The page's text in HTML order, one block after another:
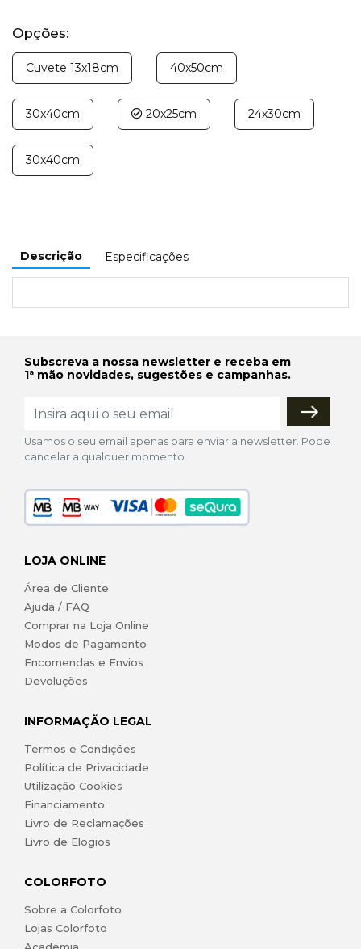
Opções:
Cuvete 13x18cm 40x50cm
30x40cm 20x25cm 24x30cm
30x40cm
Descrição Especificações
Subscreva a nossa newsletter e receba em
1ª mão novidades, sugestões e campanhas.
Usamos o seu email apenas para enviar a newsletter. Pode
cancelar a qualquer momento.
LOJA ONLINE
Área de Cliente
Ajuda / FAQ
Comprar na Loja Online
Modos de Pagamento
Encomendas e Envios
Devoluções
INFORMAÇÃO LEGAL
Termos e Condições
Política de Privacidade
Utilização Cookies
Financiamento
Livro de Reclamações
Livro de Elogios
COLORFOTO
Sobre a Colorfoto
Lojas Colorfoto
Academia